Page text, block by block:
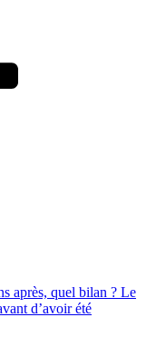
après, quel bilan ? Le
d’avoir été